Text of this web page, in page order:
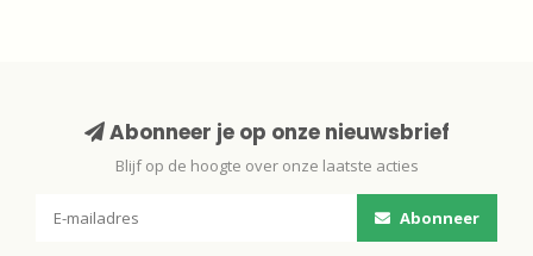
Abonneer je op onze nieuwsbrief
Blijf op de hoogte over onze laatste acties
Abonneer